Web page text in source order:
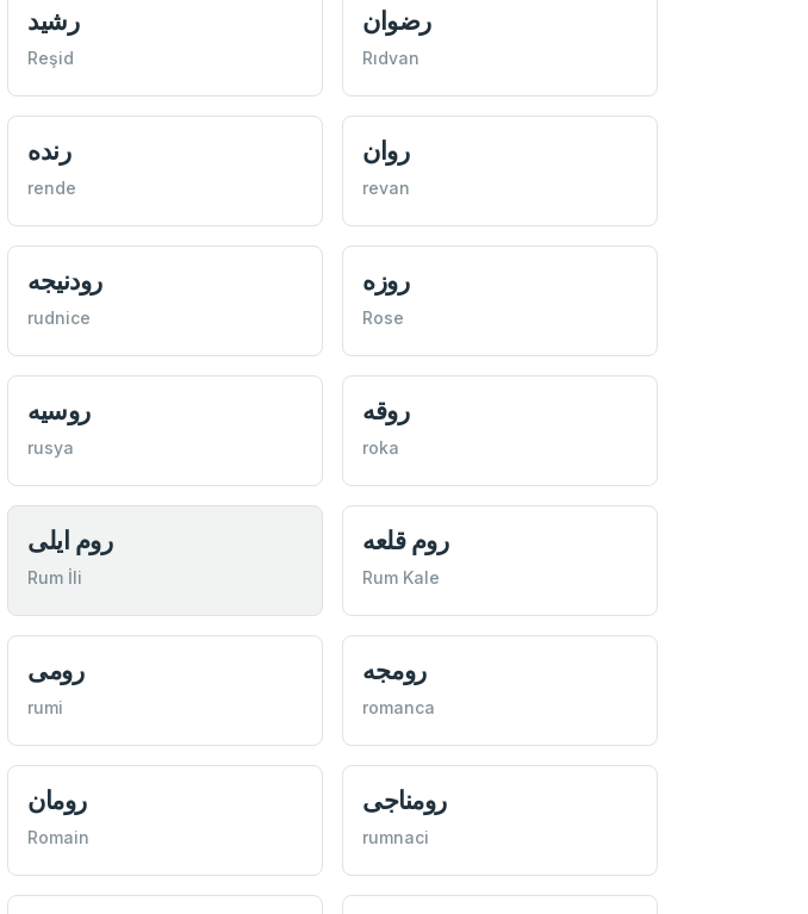
رشيد
Reşid
رضوان
Rıdvan
رنده
rende
روان
revan
رودنيجه
rudnice
روزه
Rose
روسيه
rusya
روقه
roka
روم ايلی
Rum İli
روم قلعه
Rum Kale
رومی
rumi
رومجه
romanca
رومان
Romain
رومناجی
rumnaci